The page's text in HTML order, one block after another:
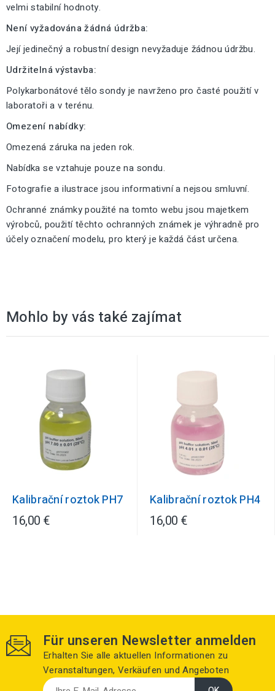
velmi stabilní hodnoty.
Není vyžadována žádná údržba:
Její jedinečný a robustní design nevyžaduje žádnou údržbu.
Udržitelná výstavba:
Polykarbonátové tělo sondy je navrženo pro časté použití v
laboratoři a v terénu.
Omezení nabídky:
Omezená záruka na jeden rok.
Nabídka se vztahuje pouze na sondu.
Fotografie a ilustrace jsou informativní a nejsou smluvní.
Ochranné známky použité na tomto webu jsou majetkem
výrobců, použití těchto ochranných známek je výhradně pro
účely označení modelu, pro který je každá část určena.
Mohlo by vás také zajímat
Kalibrační roztok PH7
16,00 €
Kalibrační roztok PH4
16,00 €
Für unseren Newsletter anmelden
Erhalten Sie alle aktuellen Informationen zu
Veranstaltungen, Verkäufen und Angeboten